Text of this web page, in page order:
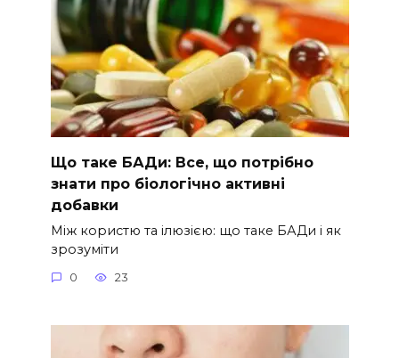
Що таке БАДи: Все, що потрібно
знати про біологічно активні
добавки
Між користю та ілюзією: що таке БАДи і як
зрозуміти
0 23